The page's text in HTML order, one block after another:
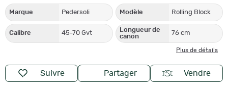
Marque Pedersoli Modèle Rolling Block
Calibre 45-70 Gvt
Longueur de
canon
76 cm
Plus de détails
Suivre Partager Vendre